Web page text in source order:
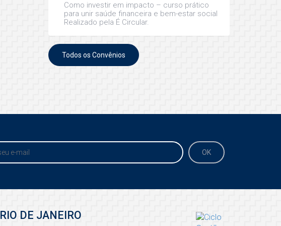
Como investir em impacto – curso prático
para unir saúde financeira e bem-estar social
Realizado pela É Circular.
Todos os Convênios
RIO DE JANEIRO